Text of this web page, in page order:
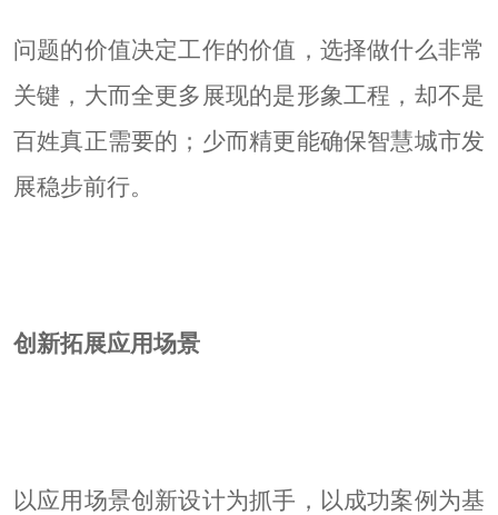
问题的价值决定工作的价值，选择做什么非常
关键，大而全更多展现的是形象工程，却不是
百姓真正需要的；少而精更能确保智慧城市发
展稳步前行。
创新拓展应用场景
以应用场景创新设计为抓手，以成功案例为基